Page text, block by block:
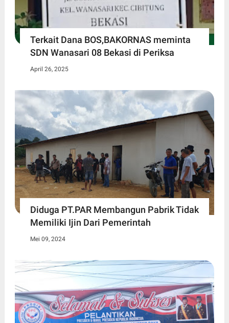
Terkait Dana BOS,BAKORNAS meminta
SDN Wanasari 08 Bekasi di Periksa
April 26, 2025
Diduga PT.PAR Membangun Pabrik Tidak
Memiliki Ijin Dari Pemerintah
Mei 09, 2024